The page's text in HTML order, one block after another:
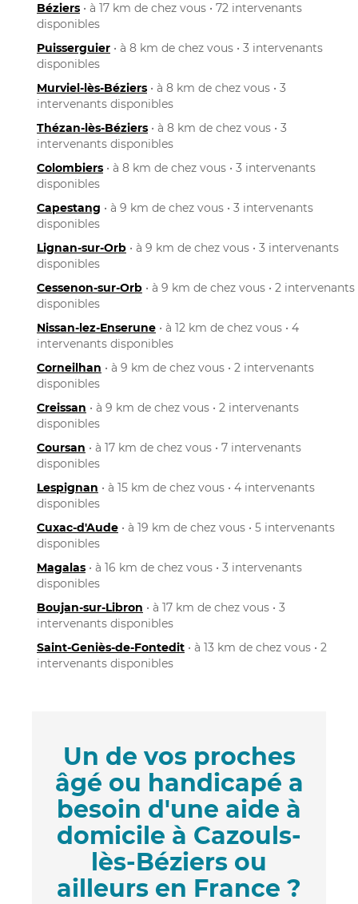
Béziers • à 17 km de chez vous • 72 intervenants
disponibles
Puisserguier • à 8 km de chez vous • 3 intervenants
disponibles
Murviel-lès-Béziers • à 8 km de chez vous • 3
intervenants disponibles
Thézan-lès-Béziers • à 8 km de chez vous • 3
intervenants disponibles
Colombiers • à 8 km de chez vous • 3 intervenants
disponibles
Capestang • à 9 km de chez vous • 3 intervenants
disponibles
Lignan-sur-Orb • à 9 km de chez vous • 3 intervenants
disponibles
Cessenon-sur-Orb • à 9 km de chez vous • 2 intervenants
disponibles
Nissan-lez-Enserune • à 12 km de chez vous • 4
intervenants disponibles
Corneilhan • à 9 km de chez vous • 2 intervenants
disponibles
Creissan • à 9 km de chez vous • 2 intervenants
disponibles
Coursan • à 17 km de chez vous • 7 intervenants
disponibles
Lespignan • à 15 km de chez vous • 4 intervenants
disponibles
Cuxac-d'Aude • à 19 km de chez vous • 5 intervenants
disponibles
Magalas • à 16 km de chez vous • 3 intervenants
disponibles
Boujan-sur-Libron • à 17 km de chez vous • 3
intervenants disponibles
Saint-Geniès-de-Fontedit • à 13 km de chez vous • 2
intervenants disponibles
Un de vos proches
âgé ou handicapé a
besoin d'une aide à
domicile à Cazouls-
lès-Béziers ou
ailleurs en France ?